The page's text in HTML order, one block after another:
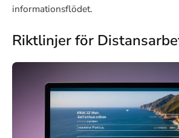
informationsflödet.
Riktlinjer för